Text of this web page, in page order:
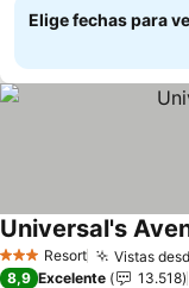
Elige fechas para
3 EstrellasResort Vistas
Universal's
8,9 Excelente 13.518